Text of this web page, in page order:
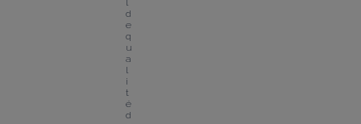
l
d
e
q
u
a
l
i
t
é
d